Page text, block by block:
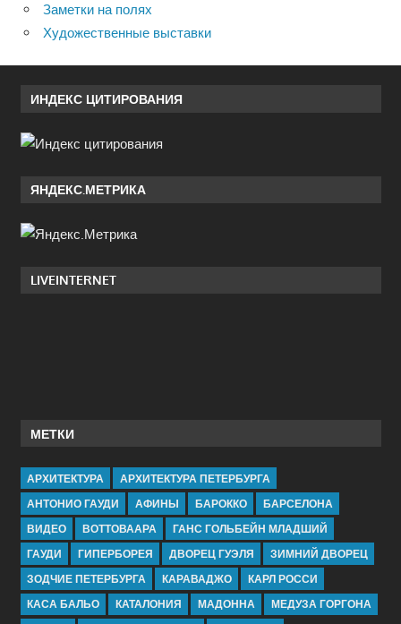
Заметки на полях
Художественные выставки
ИНДЕКС ЦИТИРОВАНИЯ
ЯНДЕКС.МЕТРИКА
LIVEINTERNET
МЕТКИ
АРХИТЕКТУРА
АРХИТЕКТУРА ПЕТЕРБУРГА
АНТОНИО ГАУДИ
АФИНЫ БАРОККО
БАРСЕЛОНА
ВИДЕО
ВОТТОВААРА
ГАНС ГОЛЬБЕЙН МЛАДШИЙ
ГАУДИ
ГИПЕРБОРЕЯ ДВОРЕЦ ГУЭЛЯ
ЗИМНИЙ ДВОРЕЦ
ЗОДЧИЕ ПЕТЕРБУРГА
КАРАВАДЖО
КАРЛ РОССИ
КАСА БАЛЬО
КАТАЛОНИЯ МАДОННА
МЕДУЗА ГОРГОНА